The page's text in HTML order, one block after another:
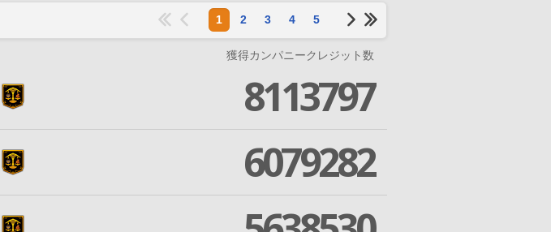
1 2 3 4 5
獲得カンパニークレジット数
8113797
6079282